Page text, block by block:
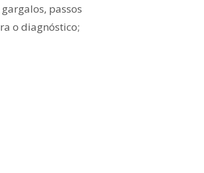
passos
o diagnóstico;